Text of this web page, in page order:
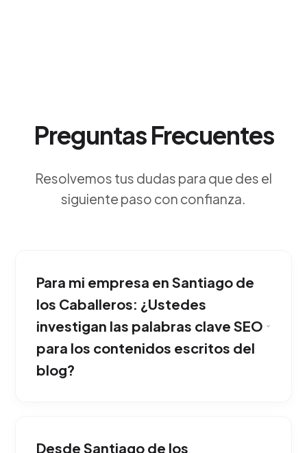
Preguntas Frecuentes
Resolvemos tus dudas para que des el
siguiente paso con confianza.
Para mi empresa en Santiago de
los Caballeros: ¿Ustedes
investigan las palabras clave SEO
para los contenidos escritos del
blog?
calidad genera autoridad inmediata de marca
Desde Santiago de los